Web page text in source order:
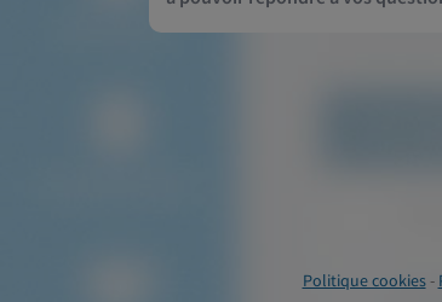
Politique cookies-